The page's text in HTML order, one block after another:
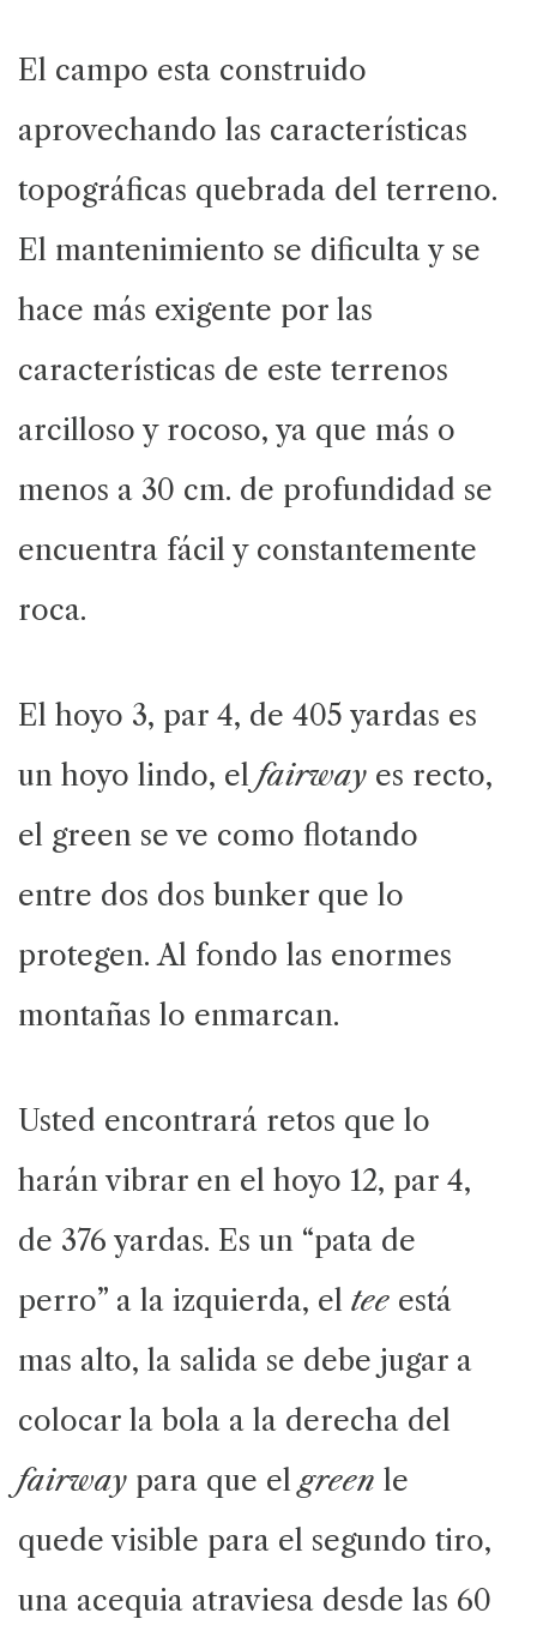
El campo esta construido
aprovechando las características
topográficas quebrada del terreno.
El mantenimiento se dificulta y se
hace más exigente por las
características de este terrenos
arcilloso y rocoso, ya que más o
menos a 30 cm. de profundidad se
encuentra fácil y constantemente
roca.
El hoyo 3, par 4, de 405 yardas es
un hoyo lindo, elfairway es recto,
el green se ve como flotando
entre dos dos bunker que lo
protegen. Al fondo las enormes
montañas lo enmarcan.
Usted encontrará retos que lo
harán vibrar en el hoyo 12, par 4,
de 376 yardas. Es un “pata de
perro” a la izquierda, el tee está
mas alto, la salida se debe jugar a
colocar la bola a la derecha del
fairway para que elgreen le
quede visible para el segundo tiro,
una acequia atraviesa desde las 60